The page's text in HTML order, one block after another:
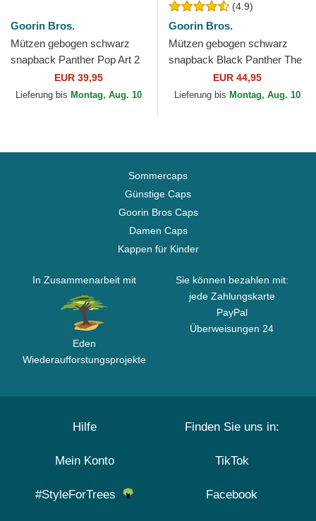
Goorin Bros.
Mützen gebogen schwarz
snapback Panther Pop Art 2
The Farm Goorin Bros.
EUR 39,95
Lieferung bis Montag, Aug. 10
(4.9)
Goorin Bros.
Mützen gebogen schwarz
snapback Black Panther The
Farm Goorin Bros.
EUR 44,95
Lieferung bis Montag, Aug. 10
Sommercaps
Günstige Caps
Goorin Bros Caps
Damen Caps
Kappen für Kinder
In Zusammenarbeit mit
Eden
Wiederaufforstungsprojekte
Sie können bezahlen mit:
jede Zahlungskarte
PayPal
Überweisungen 24
Hilfe
Mein Konto
#StyleForTrees
Finden Sie uns in:
TikTok
Facebook